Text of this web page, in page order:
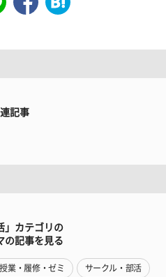
記事
」カテゴリの
の記事を見る
授業・履修・ゼミ サークル・部活